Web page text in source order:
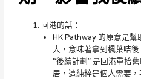
回港的話：
HK Pathway 的原意是幫
大，意味著拿到楓葉咭
“後續計劃” 是回港重拾
居，這純粹是個人需要